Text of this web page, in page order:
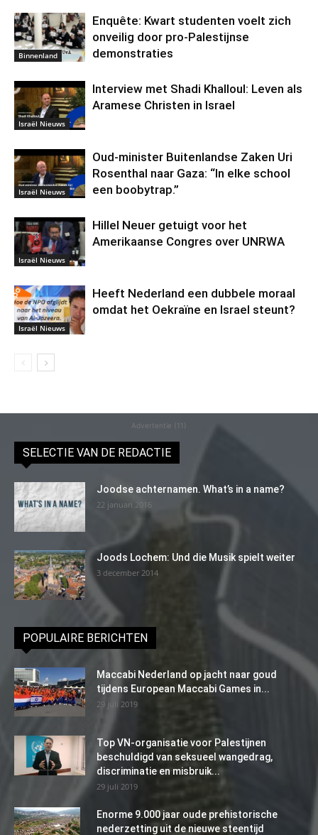
Binnenland
Enquête: Kwart studenten voelt zich
onveilig door pro-Palestijnse
demonstraties
Israël Nieuws
Interview met Shadi Khalloul: Leven als
Aramese Christen in Israel
Israël Nieuws
Oud-minister Buitenlandse Zaken Uri
Rosenthal naar Gaza: “In elke school
een boobytrap.”
Israël Nieuws
Hillel Neuer getuigt voor het
Amerikaanse Congres over UNRWA
Israël Nieuws
Heeft Nederland een dubbele moraal
omdat het Oekraïne en Israel steunt?
Advertentie (11)
SELECTIE VAN DE REDACTIE
Joodse achternamen. What’s in a name?
22 januari 2016
Joods Lochem: Und die Musik spielt weiter
3 december 2014
POPULAIRE BERICHTEN
Maccabi Nederland op jacht naar goud
tijdens European Maccabi Games in...
29 juli 2019
Top VN-organisatie voor Palestijnen
beschuldigd van seksueel wangedrag,
discriminatie en misbruik...
29 juli 2019
Enorme 9.000 jaar oude prehistorische
nederzetting uit de nieuwe steentijd